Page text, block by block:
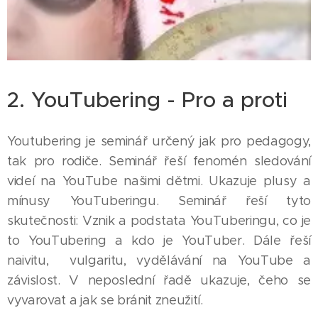
2. YouTubering - Pro a proti
Youtubering je seminář určený jak pro pedagogy,
tak pro rodiče. Seminář řeší fenomén sledování
videí na YouTube našimi dětmi. Ukazuje plusy a
mínusy YouTuberingu. Seminář řeší tyto
skutečnosti: Vznik a podstata YouTuberingu, co je
to YouTubering a kdo je YouTuber. Dále řeší
naivitu, vulgaritu, vydělávání na YouTube a
závislost. V neposlední řadě ukazuje, čeho se
vyvarovat a jak se bránit zneužití.